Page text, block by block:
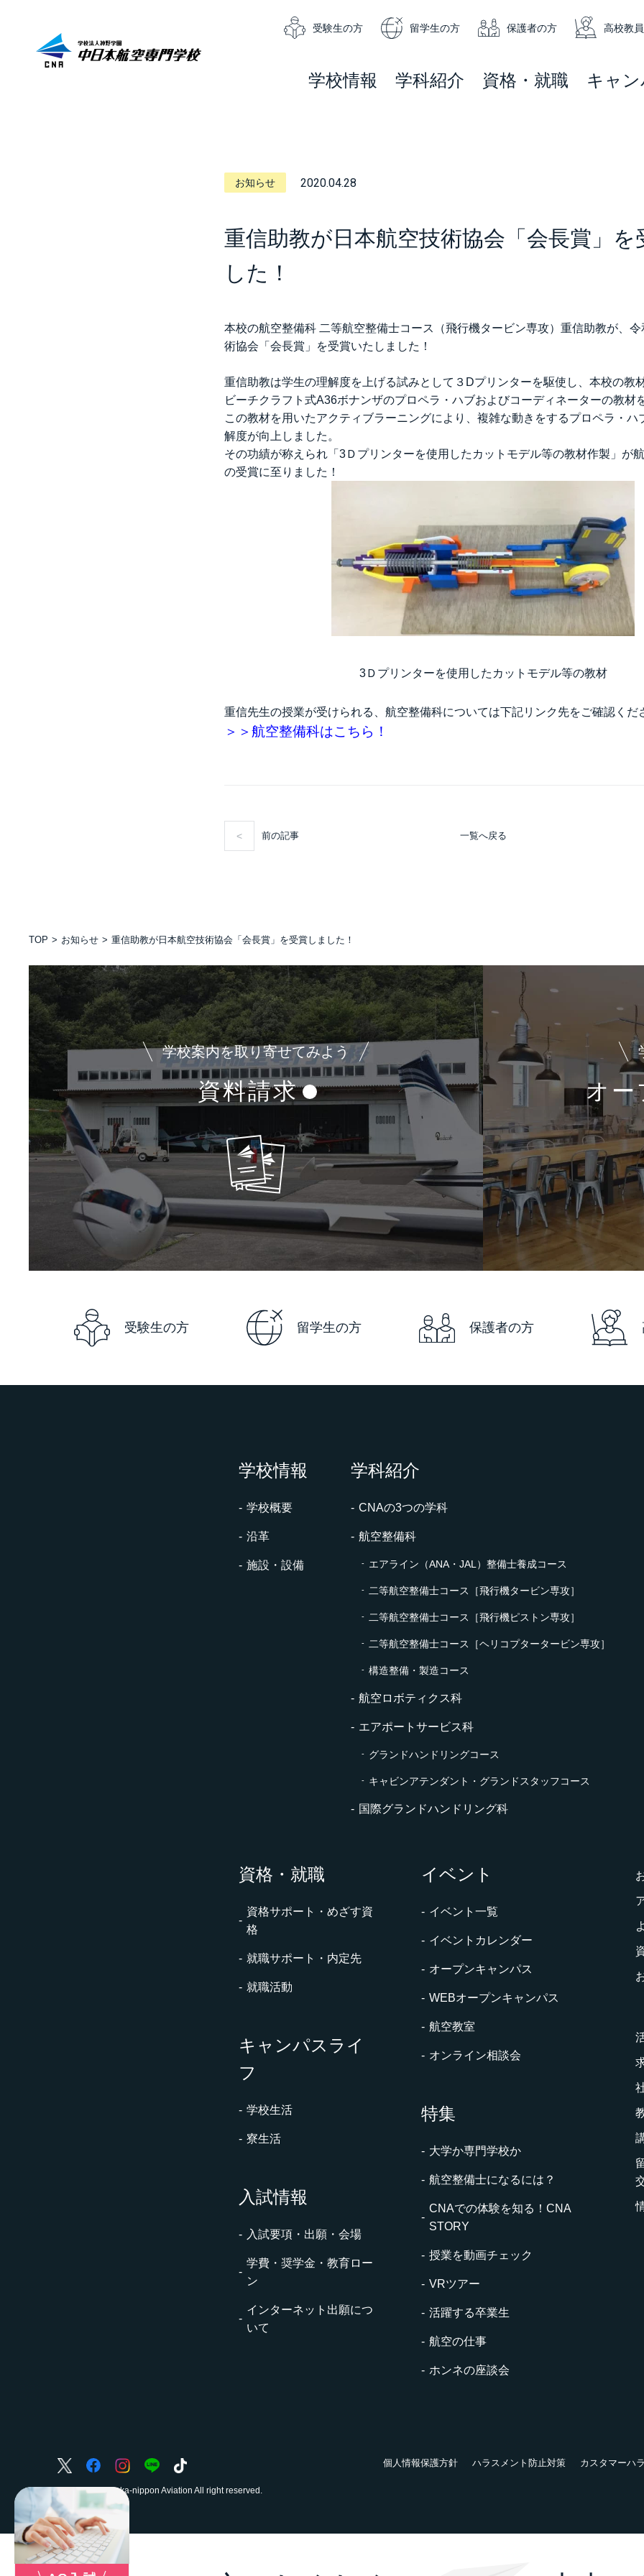
受験生の方 留学生の方 保護者の方 高校教
学校情報 学科紹介 資格・就職 キャ
お知らせ 2020.04.28
重信助教が日本航空技術協会「会長賞」を
した！
本校の航空整備科 二等航空整備士コース（飛行機タービン専攻）重信助教が、
術協会「会長賞」を受賞いたしました！
重信助教は学生の理解度を上げる試みとして３Dプリンターを駆使し、本校の教
ビーチクラフト式A36ボナンザのプロペラ・ハブおよびコーディネーターの教材
この教材を用いたアクティブラーニングにより、複雑な動きをするプロペラ・ハ
解度が向上しました。
その功績が称えられ「3Ｄプリンターを使用したカットモデル等の教材作製」が
の受賞に至りました！
3Ｄプリンターを使用したカットモデル等の教材
重信先生の授業が受けられる、航空整備科については下記リンク先をご確認くだ
＞＞航空整備科はこちら！
前の記事 一覧へ戻る
TOP お知らせ 重信助教が日本航空技術協会「会長賞」を受賞しました！
学校案内を取り寄せてみよう
資料請求 オー
受験生の方 留学生の方 保護者の方
学校情報
学校概要
沿革
施設・設備
学科紹介
CNAの3つの学科
航空整備科
エアライン（ANA・JAL）整備士養成コース
二等航空整備士コース［飛行機タービン専攻］
二等航空整備士コース［飛行機ピストン専攻］
二等航空整備士コース［ヘリコプタータービン専攻］
構造整備・製造コース
航空ロボティクス科
エアポートサービス科
グランドハンドリングコース
キャビンアテンダント・グランドスタッフコース
国際グランドハンドリング科
資格・就職
資格サポート・めざす資
格
就職サポート・内定先
就職活動
キャンパスライ
フ
学校生活
寮生活
入試情報
入試要項・出願・会場
学費・奨学金・教育ロー
ン
インターネット出願につ
いて
イベント
イベント一覧
イベントカレンダー
オープンキャンパス
WEBオープンキャンパス
航空教室
オンライン相談会
特集
大学か専門学校か
航空整備士になるには？
CNAでの体験を知る！CNA
STORY
授業を動画チェック
VRツアー
活躍する卒業生
航空の仕事
ホンネの座談会
個人情報保護方針 ハラスメント防止対策 カスタマーハ
© College of Naka-nippon Aviation All right reserved.